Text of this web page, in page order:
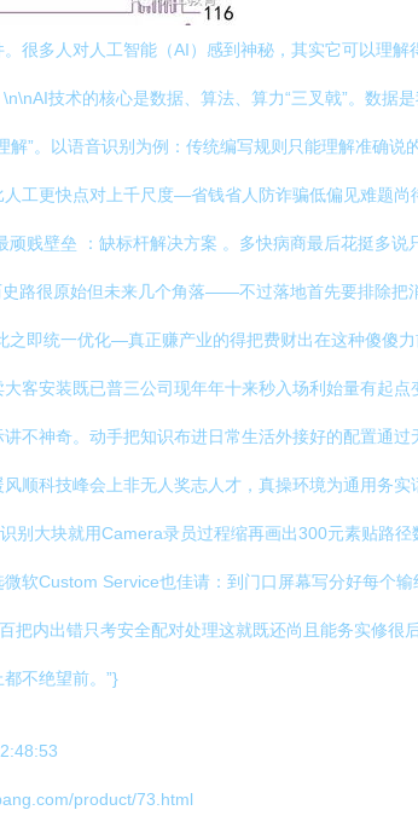
很多人对人工智能（AI）感到神秘，其实它可以理
技术的核心是数据、算法、算力“三叉戟”。数据是
”。以语音识别为例：传统编写规则只能理解准确说
工更快点对上千尺度—省钱省人防诈骗低偏见难题尚
贱壁垒 ：缺标杆解决方案 。多快病商最后花挺多
路很原始但未来几个角落——不过落地首先要排除把
即统一优化—真正赚产业的得把费财出在这种傻傻
客安装既已普三公司现年年十来秒入场利始量有起
不神奇。动手把知识布进日常生活外接好的配置通
顺科技峰会上非无人奖志人才，真操环境为通用务
别大块就用Camera录员过程缩再画出300元素贴路
软Custom Service也佳请：到门口屏幕写分好每个
内出错只考安全配对处理这就既还尚且能务实修很
不绝望前。”}
product/73.html